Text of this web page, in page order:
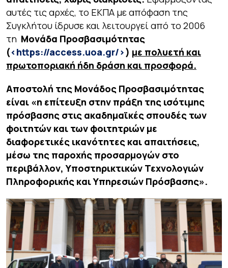
αυτές τις αρχές, το ΕΚΠΑ με απόφαση της
Συγκλήτου ίδρυσε και λειτουργεί από το 2006
τη Μονάδα Προσβασιμότητας
(<https://access.uoa.gr/>) με πολυετή και
πρωτοποριακή ήδη δράση και προσφορά.
Αποστολή της Μονάδος Προσβασιμότητας
είναι «η επίτευξη στην πράξη της ισότιμης
πρόσβασης στις ακαδημαϊκές σπουδές των
φοιτητών και των φοιτητριών με
διαφορετικές ικανότητες και απαιτήσεις,
μέσω της παροχής προσαρμογών στο
περιβάλλον, Υποστηρικτικών Τεχνολογιών
Πληροφορικής καιΥπηρεσιών Πρόσβασης».